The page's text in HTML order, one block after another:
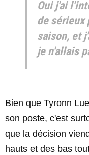
Oui j'ai
de sérieux
saison, et
je n'allais
Bien que Tyronn
son poste, c'est
que la décision
hauts et des bas